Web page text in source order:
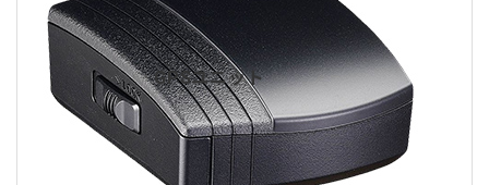
GPSユニット